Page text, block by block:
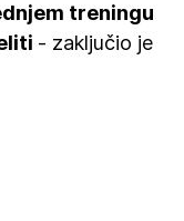
treningu
- zaključio je